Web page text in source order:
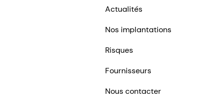
Actualités
Nos implantations
Risques
Fournisseurs
Nous contacter